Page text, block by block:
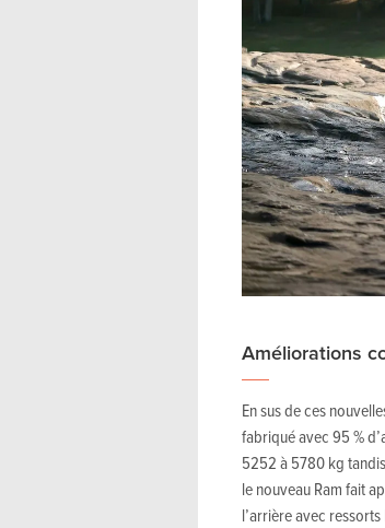
Améliorations
En sus de ces
fabriqué avec 95 %
5252 à 5780 kg
le nouveau Ram fait
l’arrière avec